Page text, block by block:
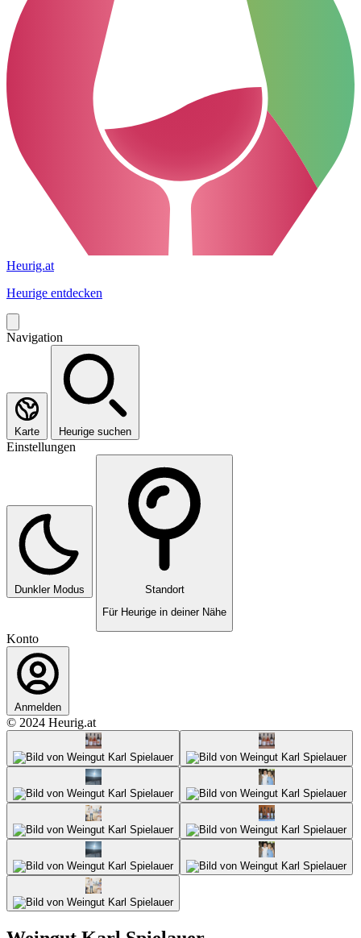
Heurig.at
Heurige entdecken
Navigation
Karte Heurige suchen
Einstellungen
Dunkler Modus
Standort
Für Heurige in deiner Nähe
Konto
Anmelden
© 2024 Heurig.at